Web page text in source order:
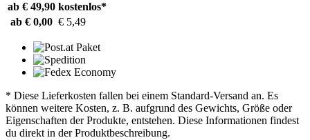
ab € 49,90 kostenlos*
ab € 0,00 € 5,49
* Diese Lieferkosten fallen bei einem Standard-Versand an. Es
können weitere Kosten, z. B. aufgrund des Gewichts, Größe oder
Eigenschaften der Produkte, entstehen. Diese Informationen findest
du direkt in der Produktbeschreibung.